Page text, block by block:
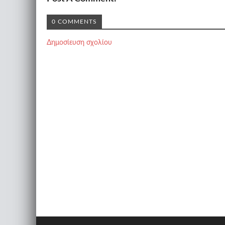
0 COMMENTS
Δημοσίευση σχολίου